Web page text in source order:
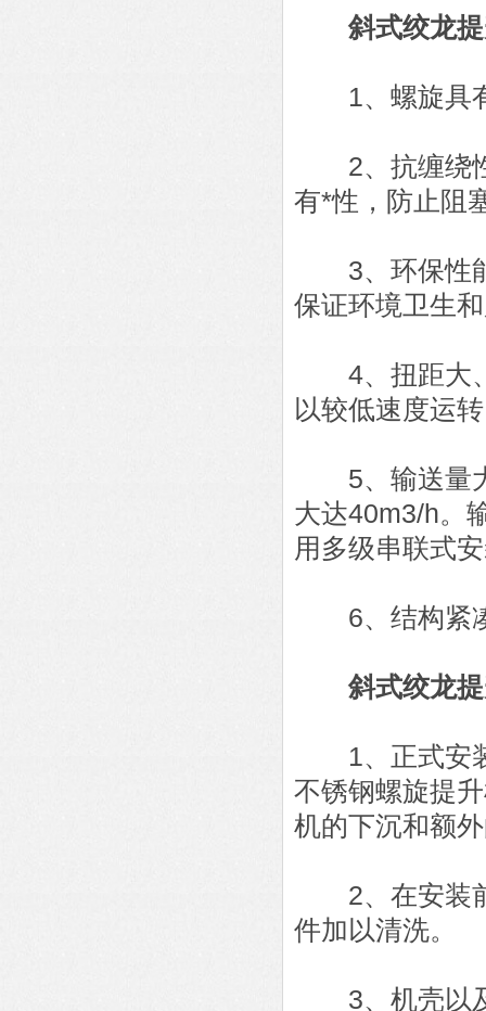
斜式绞龙
1、螺旋具有
2、抗缠绕性
有*性，防止阻
3、环保性能
保证环境卫生
4、扭距大、
以较低速度运
5、输送量大
大达40m3/h。
用多级串联式
6、结构紧凑
斜式绞龙
1、正式安装
不锈钢螺旋提
机的下沉和额
2、在安装前
件加以清洗。
3、机壳以及